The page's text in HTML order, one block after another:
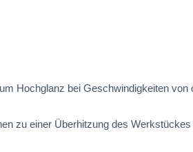
Hochglanz bei Geschwindigkeiten
zu einer Überhitzung des